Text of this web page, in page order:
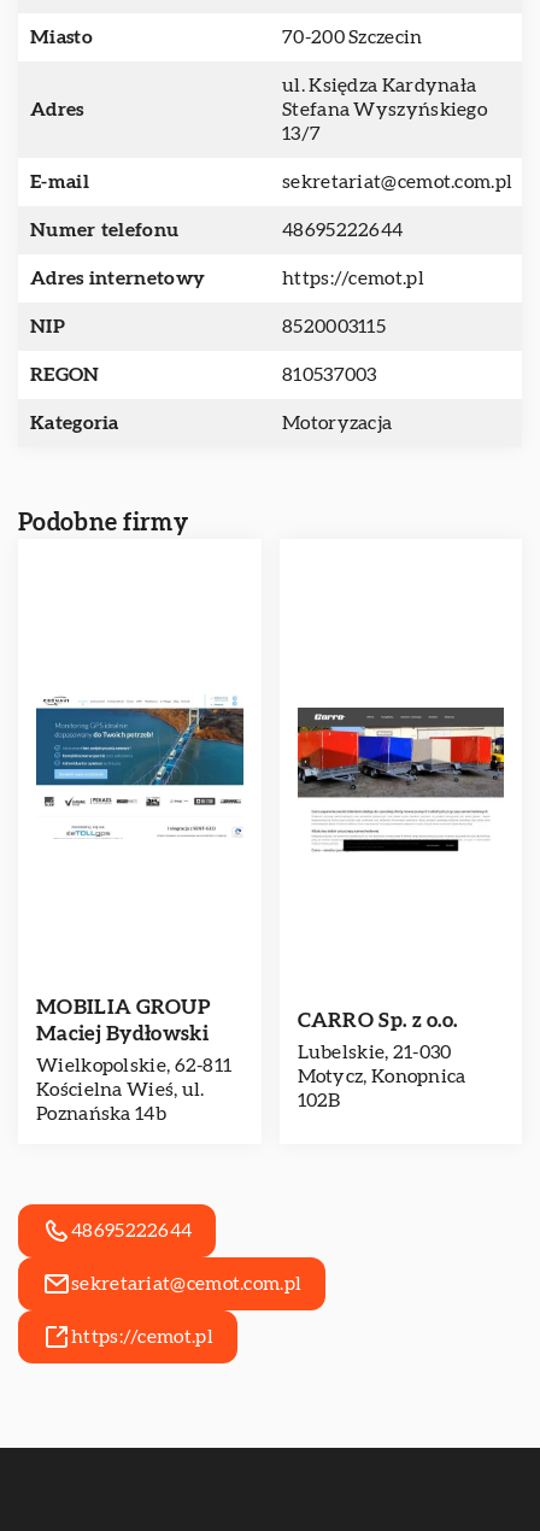
Miasto 70-200 Szczecin
Adres
ul. Księdza Kardynała
Stefana Wyszyńskiego
13/7
E-mail sekretariat@cemot.com.pl
Numer telefonu 48695222644
Adres internetowy https://cemot.pl
NIP 8520003115
REGON 810537003
Kategoria Motoryzacja
Podobne firmy
MOBILIA GROUP
Maciej Bydłowski
Wielkopolskie, 62-811
Kościelna Wieś, ul.
Poznańska 14b
CARRO Sp. z o.o.
Lubelskie, 21-030
Motycz, Konopnica
102B
48695222644
sekretariat@cemot.com.pl
https://cemot.pl